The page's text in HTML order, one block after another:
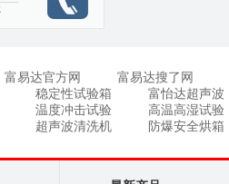
富易达官方网 富易达搜了网
稳定性试验箱 富怡达超声波
温度冲击试验 高温高湿试验
超声波清洗机 防爆安全烘箱